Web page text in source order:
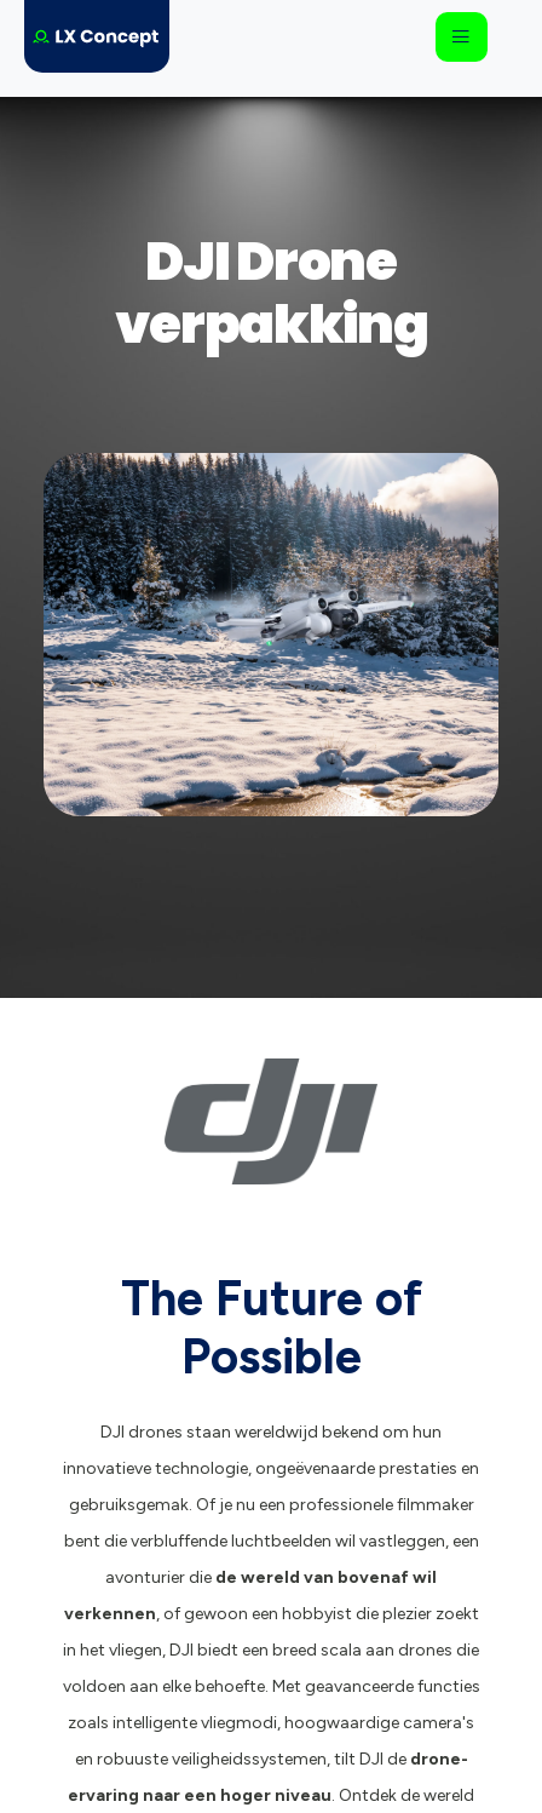
DJI Drone
verpakking
The Future of
Possible
DJI drones staan wereldwijd bekend om hun
innovatieve technologie, ongeëvenaarde prestaties en
gebruiksgemak. Of je nu een professionele filmmaker
bent die verbluffende luchtbeelden wil vastleggen, een
avonturier die de wereld van bovenaf wil
verkennen, of gewoon een hobbyist die plezier zoekt
in het vliegen, DJI biedt een breed scala aan drones die
voldoen aan elke behoefte. Met geavanceerde functies
zoals intelligente vliegmodi, hoogwaardige camera's
en robuuste veiligheidssystemen, tilt DJI de drone-
ervaring naar een hoger niveau. Ontdek de wereld